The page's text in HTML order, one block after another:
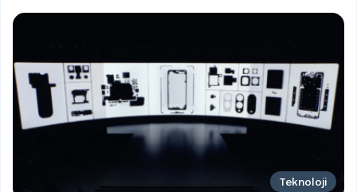
Teknoloji